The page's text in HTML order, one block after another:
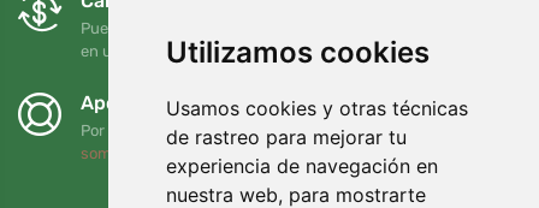
Utilizamos cookies
Usamos cookies y otras técnicas
de rastreo para mejorar tu
experiencia de navegación en
nuestra web, para mostrarte
Puede devolver o cambiar su pedido en cualquier momento
en un plazo de 90 días
Apoyamos a Trees.org
Por cada pedido plantamos un árbol. Leer más
somos